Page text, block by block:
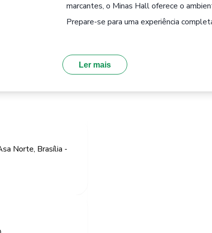
marcantes, o Minas Hall oferece o
Prepare-se para uma experiência
Ler mais
Norte, Brasília -